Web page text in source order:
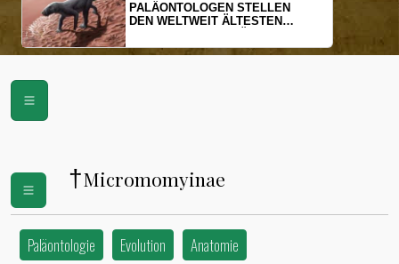
PALÄONTOLOGEN STELLEN
DEN WELTWEIT ÄLTESTEN
VOR
†Micromomyinae
Paläontologie Evolution Anatomie